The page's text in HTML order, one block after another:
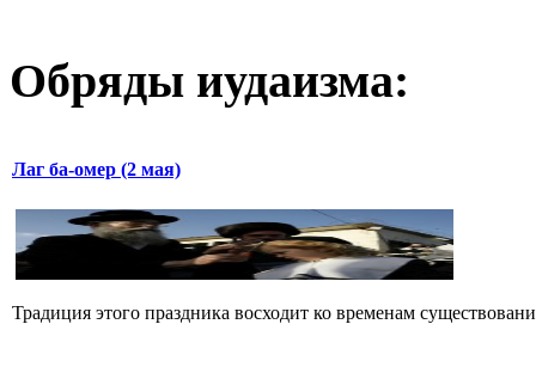
Обряды иудаизма:
Лаг ба-омер (2 мая)
Традиция этого праздника восходит ко временам